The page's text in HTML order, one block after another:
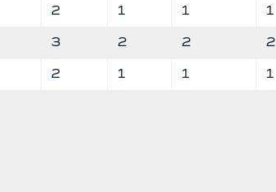
2 1 1 1
3 2 2 2
2 1 1 1